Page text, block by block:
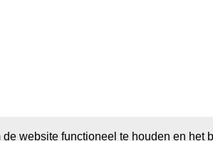
website functioneel te houden en